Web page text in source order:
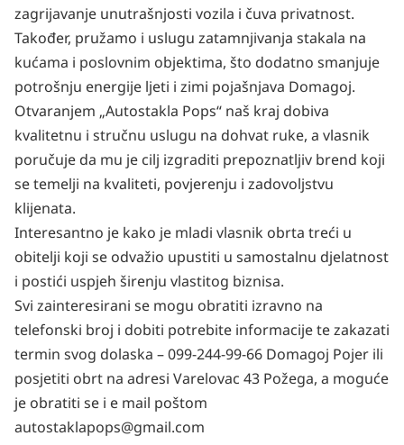
zagrijavanje unutrašnjosti vozila i čuva privatnost.
Također, pružamo i uslugu zatamnjivanja stakala na
kućama i poslovnim objektima, što dodatno smanjuje
potrošnju energije ljeti i zimi pojašnjava Domagoj.
Otvaranjem „Autostakla Pops“ naš kraj dobiva
kvalitetnu i stručnu uslugu na dohvat ruke, a vlasnik
poručuje da mu je cilj izgraditi prepoznatljiv brend koji
se temelji na kvaliteti, povjerenju i zadovoljstvu
klijenata.
Interesantno je kako je mladi vlasnik obrta treći u
obitelji koji se odvažio upustiti u samostalnu djelatnost
i postići uspjeh širenju vlastitog biznisa.
Svi zainteresirani se mogu obratiti izravno na
telefonski broj i dobiti potrebite informacije te zakazati
termin svog dolaska – 099-244-99-66 Domagoj Pojer ili
posjetiti obrt na adresi Varelovac 43 Požega, a moguće
je obratiti se i e mail poštom
autostaklapops@gmail.com